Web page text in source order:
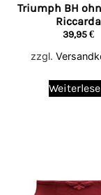
Triumph BH
Riccarda
39,95€
zzgl.